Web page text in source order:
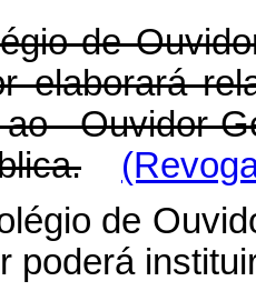
de
elaborará
ao
de
poderá